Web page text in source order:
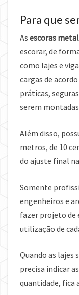
Para que
As escoras
escorar, de
como lajes e
cargas de
práticas,
serem
Além disso,
metros, de 10
do ajuste final
Somente
engenheiros e
fazer projeto de
utilização de
Quando as lajes
precisa indicar
quantidade, fica